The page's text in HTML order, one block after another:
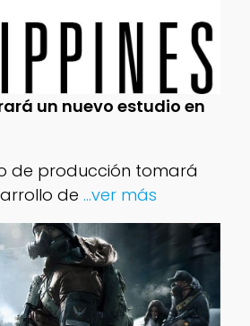
un nuevo estudio en
de producción tomará
de ...ver más